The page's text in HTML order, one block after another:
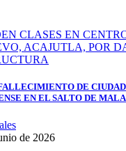
DE
EN EL SALTO DE
de 2026